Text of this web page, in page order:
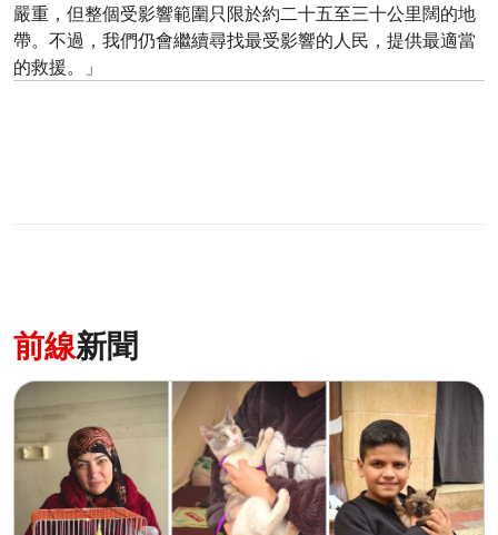
嚴重，但整個受影響範圍只限於約二十五至三十公里闊的地
帶。不過，我們仍會繼續尋找最受影響的人民，提供最適當
的救援。」
前線新聞